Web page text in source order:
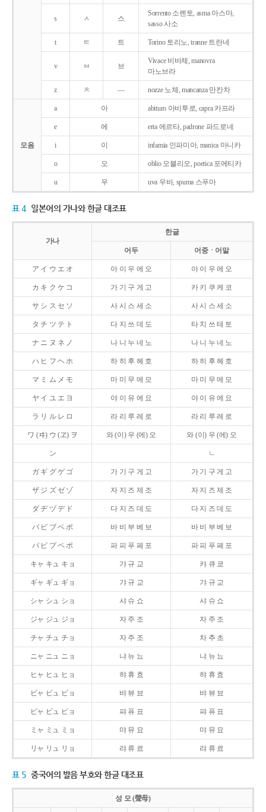
s ㅅ 스
Sorrento 소렌토, asma 아스마,
sasso 사소
t ㅌ 트 Torino 토리노, tranne 트란네
v ㅂ 브
Vivace 비바체, manovra
마노브라
z ㅊ ― nozze 노체, mancanza 만칸차
모음
a 아 abituro 아비투로, capra 카프라
e 에 erta 에르타, padrone 파드로네
i 이 infamia 인파미아, manica 마니카
o 오 oblio 오블리오, poetica 포에티카
u 우 uva 우바, spuma 스푸마
표 4 일본어의 가나와 한글 대조표
가나
한글
어두 어중ㆍ어말
ア イ ウ エ オ 아 이 우 에 오 아 이 우 에 오
カ キ ク ケ コ 가 기 구 게 고 카 키 쿠 케 코
サ シ ス セ ソ 사 시 스 세 소 사 시 스 세 소
タ チ ツ テ ト 다 지 쓰 데 도 타 치 쓰 테 토
ナ ニ ヌ ネ ノ 나 니 누 네 노 나 니 누 네 노
ハ ヒ フ ヘ ホ 하 히 후 헤 호 하 히 후 헤 호
マ ミ ム メ モ 마 미 무 메 모 마 미 무 메 모
ヤ イ ユ エ ヨ 야 이 유 에 요 야 이 유 에 요
ラ リ ル レ ロ 라 리 루 레 로 라 리 루 레 로
ワ (ヰ) ウ (ヱ) ヲ 와 (이) 우 (에) 오 와 (이) 우 (에) 오
ン ㄴ
ガ ギ グ ゲ ゴ 가 기 구 게 고 가 기 구 게 고
ザ ジ ズ ゼ ゾ 자 지 즈 제 조 자 지 즈 제 조
ダ ヂ ヅ デ ド 다 지 즈 데 도 다 지 즈 데 도
バ ビ ブ ベ ボ 바 비 부 베 보 바 비 부 베 보
パ ピ プ ペ ポ 파 피 푸 페 포 파 피 푸 페 포
キャ キュ キョ 갸 규 교 캬 큐 쿄
ギャ ギュ ギョ 갸 규 교 갸 규 교
シャ シュ ショ 샤 슈 쇼 샤 슈 쇼
ジャ ジュ ジョ 자 주 조 자 주 조
チャ チュ チョ 자 주 조 차 추 초
ニャ ニュ ニョ 냐 뉴 뇨 냐 뉴 뇨
ヒャ ヒュ ヒョ 햐 휴 효 햐 휴 효
ビャ ビュ ビョ 뱌 뷰 뵤 뱌 뷰 뵤
ピャ ピュ ピョ 퍄 퓨 표 퍄 퓨 표
ミャ ミュ ミョ 먀 뮤 묘 먀 뮤 묘
リャ リュ リョ 랴 류 료 랴 류 료
표 5 중국어의 발음 부호와 한글 대조표
성 모 (聲母)